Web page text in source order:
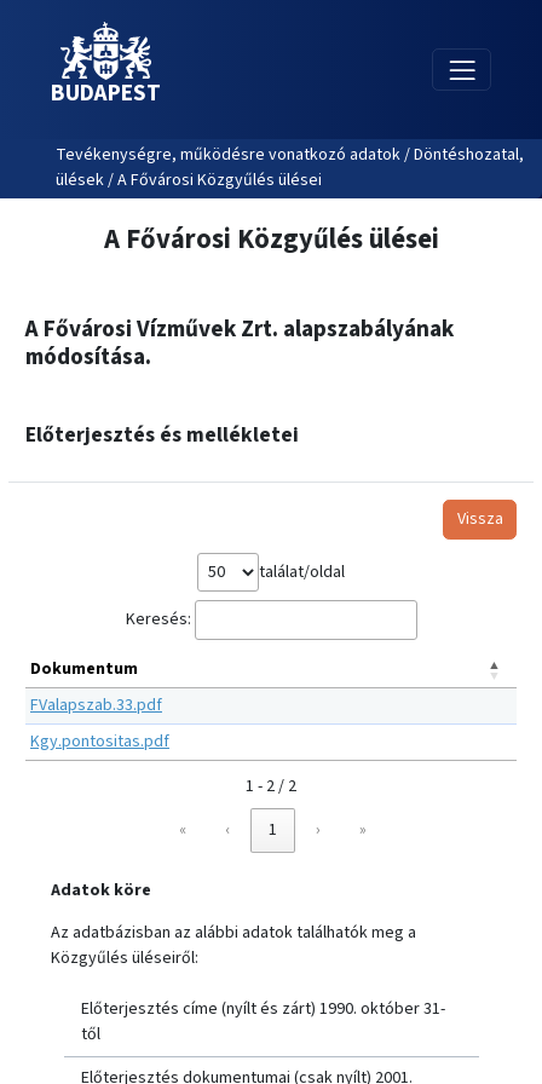
BUDAPEST
Tevékenységre, működésre vonatkozó adatok / Döntéshozatal,
ülések / A Fővárosi Közgyűlés ülései
A Fővárosi Közgyűlés ülései
A Fővárosi Vízművek Zrt. alapszabályának
módosítása.
Előterjesztés és mellékletei
Vissza
találat/oldal
Keresés:
Dokumentum
FValapszab.33.pdf
Kgy.pontositas.pdf
1 - 2 / 2
«
‹ 1 › »
Adatok köre
Az adatbázisban az alábbi adatok találhatók meg a
Közgyűlés üléseiről:
Előterjesztés címe (nyílt és zárt) 1990. október 31-
től
Előterjesztés dokumentumai (csak nyílt) 2001.